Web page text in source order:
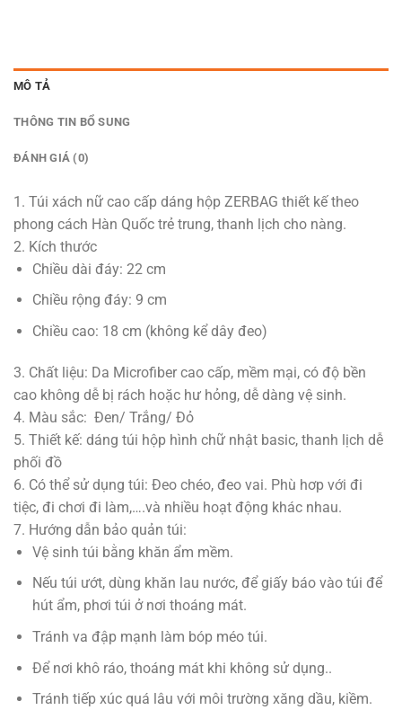
MÔ TẢ
THÔNG TIN BỔ SUNG
ĐÁNH GIÁ (0)
1. Túi xách nữ cao cấp dáng hộp ZERBAG thiết kế theo
phong cách Hàn Quốc trẻ trung, thanh lịch cho nàng.
2. Kích thước
Chiều dài đáy: 22 cm
Chiều rộng đáy: 9 cm
Chiều cao: 18 cm (không kể dây đeo)
3. Chất liệu: Da Microfiber cao cấp, mềm mại, có độ bền
cao không dễ bị rách hoặc hư hỏng, dễ dàng vệ sinh.
4. Màu sắc: Đen/ Trắng/ Đỏ
5. Thiết kế: dáng túi hộp hình chữ nhật basic, thanh lịch dễ
phối đồ
6. Có thể sử dụng túi: Đeo chéo, đeo vai. Phù hơp với đi
tiệc, đi chơi đi làm,….và nhiều hoạt động khác nhau.
7. Hướng dẫn bảo quản túi:
Vệ sinh túi bằng khăn ẩm mềm.
Nếu túi ướt, dùng khăn lau nước, để giấy báo vào túi để
hút ẩm, phơi túi ở nơi thoáng mát.
Tránh va đập mạnh làm bóp méo túi.
Để nơi khô ráo, thoáng mát khi không sử dụng..
Tránh tiếp xúc quá lâu với môi trường xăng dầu, kiềm.